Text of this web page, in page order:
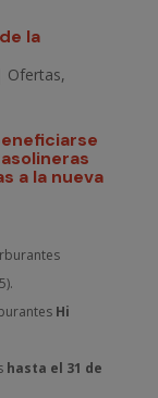
la
Ofertas,
a la nueva
Hi
hasta el 31 de